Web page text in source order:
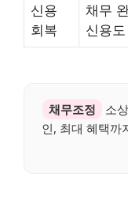
신용
회복
채무
신용
채무조정
소
인, 최대 혜택까